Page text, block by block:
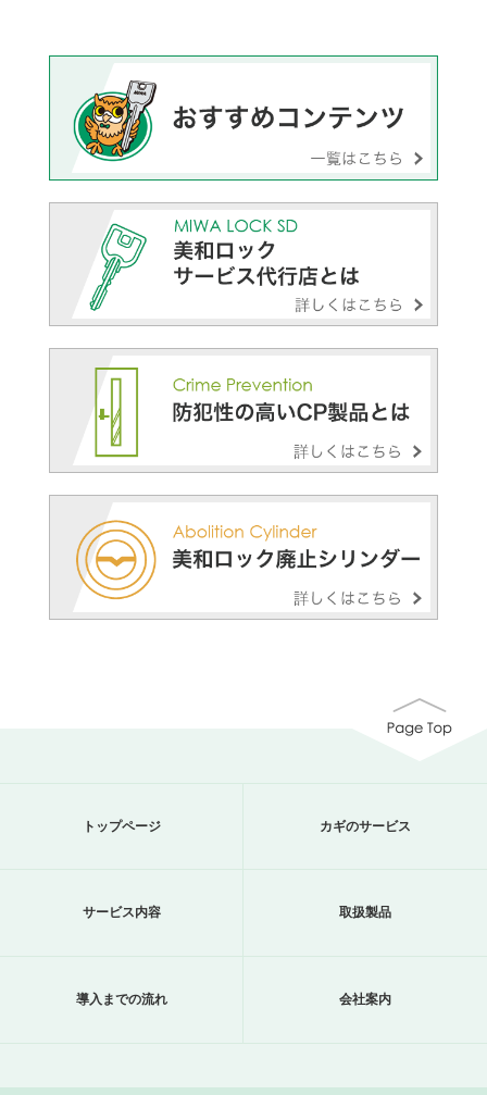
トップページ カギのサービス
サービス内容 取扱製品
導入までの流れ 会社案内